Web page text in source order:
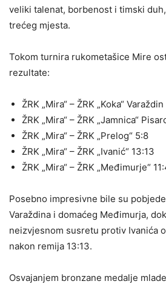
veliki talenat, borbenost i timski
trećeg mjesta.
Tokom turnira rukometašice Mire
rezultate:
ŽRK „Mira“ – ŽRK „Koka“
ŽRK „Mira“ – ŽRK „Jamnica“
ŽRK „Mira“ – ŽRK „Prelog“ 5:8
ŽRK „Mira“ – ŽRK „Ivanić“ 13:13
ŽRK „Mira“ – ŽRK „Međimurje“
Posebno impresivne bile su
Varaždina i domaćeg Međimurja,
neizvjesnom susretu protiv Ivanića
nakon remija 13:13.
Osvajanjem bronzane medalje